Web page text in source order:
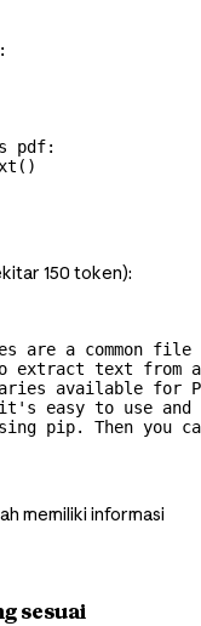
pdf:
150 token):
are a common
extract text from
available for
it's easy to use
pip. Then you
memiliki informasi
sesuai